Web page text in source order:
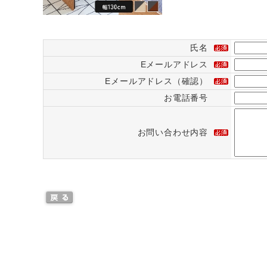
氏名
Eメールアドレス
Eメールアドレス（確認）
お電話番号
お問い合わせ内容